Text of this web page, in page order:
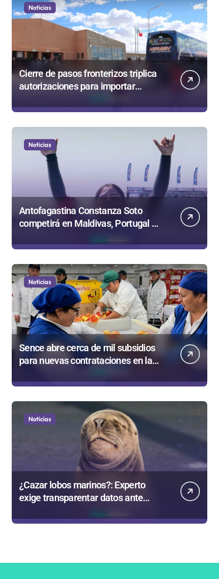
Noticias
Cierre de pasos fronterizos triplica
autorizaciones para importar
Noticias
Antofagastina Constanza Soto
competirá en Maldivas, Portugal y
Bodyboard
Noticias
Sence abre cerca de mil subsidios
para nuevas contrataciones en la
Noticias
¿Cazar lobos marinos?: Experto
exige transparentar datos ante
Gobierno